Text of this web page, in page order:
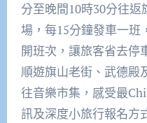
分至晚間10時30分往
場，每15分鐘發車一班
開班次，讓旅客省去停
順遊旗山老街、武德殿
往音樂市集，感受最
訊及深度小旅行報名方